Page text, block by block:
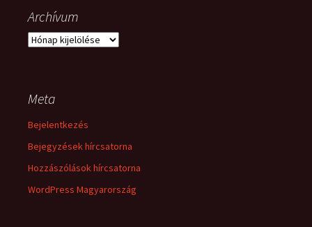
Archívum
Archívum
Meta
Bejelentkezés
Bejegyzések hírcsatorna
Hozzászólások hírcsatorna
WordPress Magyarország